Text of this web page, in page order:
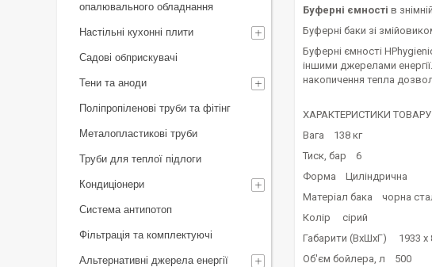
Буферні ємності в
Буферні баки зі
Буферні ємності
іншими джерелами
накопичення тепла
ХАРАКТЕРИСТИКИ ТОВАРУ
Вага 138 кг
Тиск, бар 6
Форма Циліндрична
Матеріал бака чорна
Колір сірий
Габарити (ВхШхГ) 1933 x
Об'єм бойлера, л 500
опалювального обладнання
Настільні кухонні плити
Садові обприскувачі
Тени та аноди
Поліпропіленові труби та фітінг
Металопластикові труби
Труби для теплої підлоги
Кондиціонери
Система антипотоп
Фільтрація та комплектуючі
Альтернативні джерела енергії